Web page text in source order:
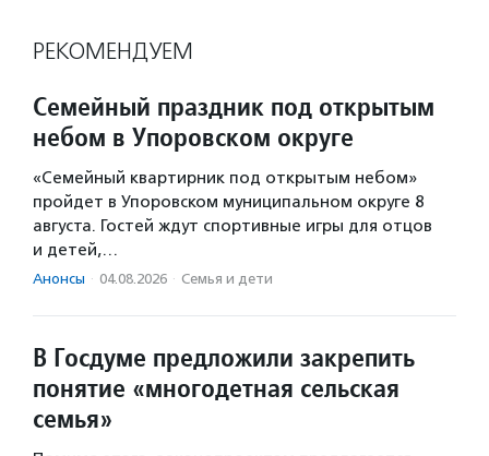
РЕКОМЕНДУЕМ
Семейный праздник под открытым
небом в Упоровском округе
«Семейный квартирник под открытым небом»
пройдет в Упоровском муниципальном округе 8
августа. Гостей ждут спортивные игры для отцов
и детей,…
Анонсы · 04.08.2026 · Семья и дети
В Госдуме предложили закрепить
понятие «многодетная сельская
семья»